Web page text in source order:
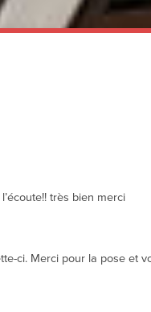
très bien merci
ci. Merci pour la pose et